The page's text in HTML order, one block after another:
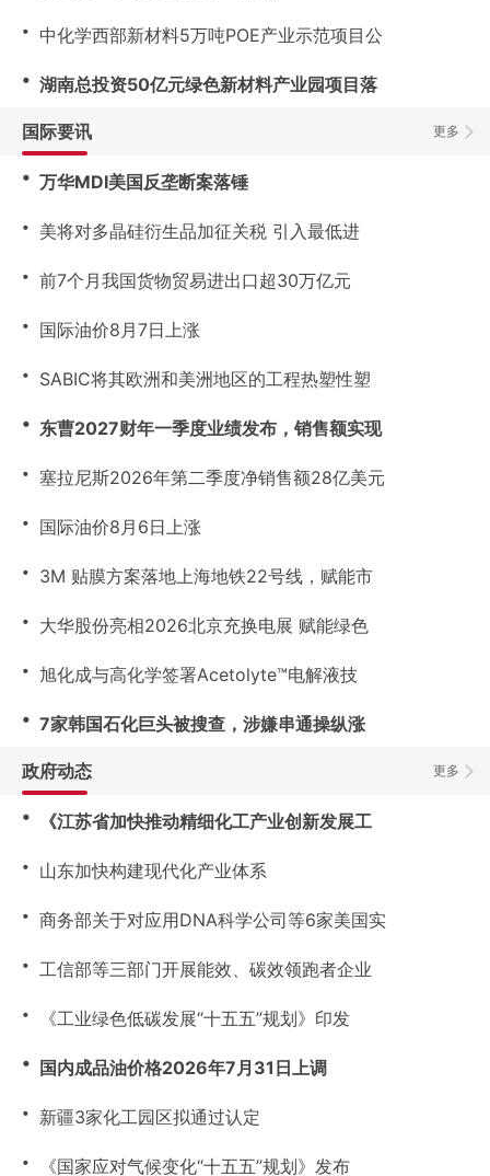
・ 中化学西部新材料5万吨POE产业示范项目公
・ 湖南总投资50亿元绿色新材料产业园项目落
更多
国际要讯
・ 万华MDI美国反垄断案落锤
・ 美将对多晶硅衍生品加征关税 引入最低进
・ 前7个月我国货物贸易进出口超30万亿元
・ 国际油价8月7日上涨
・ SABIC将其欧洲和美洲地区的工程热塑性塑
・ 东曹2027财年一季度业绩发布，销售额实现
・ 塞拉尼斯2026年第二季度净销售额28亿美元
・ 国际油价8月6日上涨
・ 3M 贴膜方案落地上海地铁22号线，赋能市
・ 大华股份亮相2026北京充换电展 赋能绿色
・ 旭化成与高化学签署Acetolyte™电解液技
・ 7家韩国石化巨头被搜查，涉嫌串通操纵涨
更多
政府动态
・ 《江苏省加快推动精细化工产业创新发展工
・ 山东加快构建现代化产业体系
・ 商务部关于对应用DNA科学公司等6家美国实
・ 工信部等三部门开展能效、碳效领跑者企业
・ 《工业绿色低碳发展“十五五”规划》印发
・ 国内成品油价格2026年7月31日上调
・ 新疆3家化工园区拟通过认定
・ 《国家应对气候变化“十五五”规划》发布